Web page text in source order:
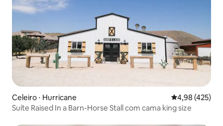
Celeiro ⋅ Hurricane 4,98 de uma
4,98 (425)
Suíte Raised In a Barn-Horse Stall com cama king size